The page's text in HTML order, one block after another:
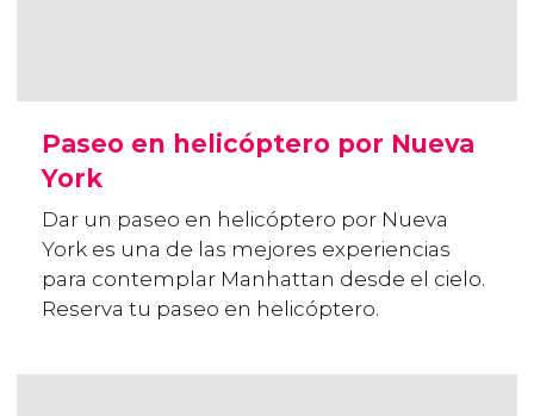
Paseo en helicóptero por Nueva
York
Dar un paseo en helicóptero por Nueva
York es una de las mejores experiencias
para contemplar Manhattan desde el cielo.
Reserva tu paseo en helicóptero.